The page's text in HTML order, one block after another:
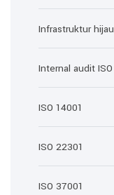
Infrastruktur hijau
Internal audit ISO
ISO 14001
ISO 22301
ISO 37001